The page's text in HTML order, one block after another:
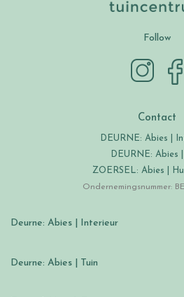
Follow
Contact
DEURNE: Abies |
DEURNE: Abies |
ZOERSEL: Abies |
Ondernemingsnummer: BE
Deurne: Abies | Interieur
Deurne: Abies | Tuin